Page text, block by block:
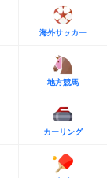
海外サッカー
地方競馬
カーリング